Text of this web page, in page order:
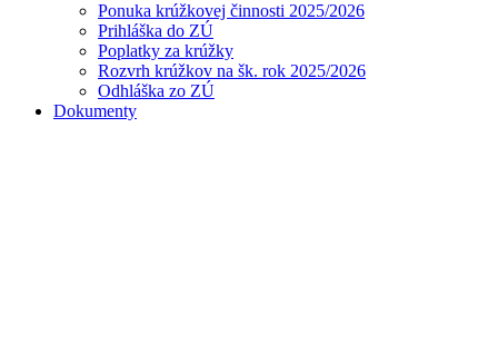
Ponuka krúžkovej činnosti 2025/2026
Prihláška do ZÚ
Poplatky za krúžky
Rozvrh krúžkov na šk. rok 2025/2026
Odhláška zo ZÚ
Dokumenty